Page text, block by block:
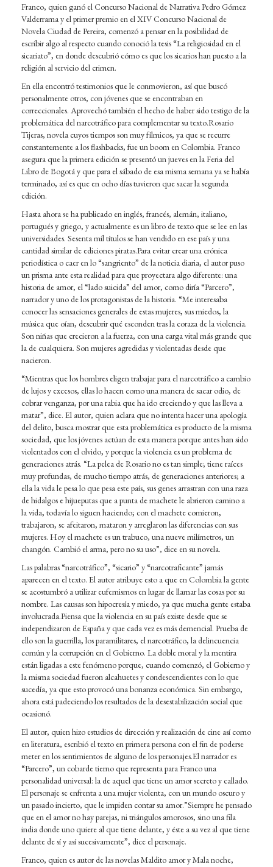
Franco, quien ganó el Concurso Nacional de Narrativa Pedro Gómez
Valderrama y el primer premio en el XIV Concurso Nacional de
Novela Ciudad de Pereira, comenzó a pensar en la posibilidad de
escribir algo al respecto cuando conoció la tesis “La religiosidad en el
sicariato”, en donde descubrió cómo es que los sicarios han puesto a la
religión al servicio del crimen.
En ella encontró testimonios que le conmovieron, así que buscó
personalmente otros, con jóvenes que se encontraban en
correccionales. Aprovechó también el hecho de haber sido testigo de la
problemática del narcotráfico para complementar su texto.Rosario
Tijeras, novela cuyos tiempos son muy fílmicos, ya que se recurre
constantemente a los flashbacks, fue un boom en Colombia. Franco
asegura que la primera edición se presentó un jueves en la Feria del
Libro de Bogotá y que para el sábado de esa misma semana ya se había
terminado, así es que en ocho días tuvieron que sacar la segunda
edición.
Hasta ahora se ha publicado en inglés, francés, alemán, italiano,
portugués y griego, y actualmente es un libro de texto que se lee en las
universidades. Sesenta mil títulos se han vendido en ese país y una
cantidad similar de ediciones piratas.Para evitar crear una crónica
periodística o caer en lo “sangriento” de la noticia diaria, el autor puso
un prisma ante esta realidad para que proyectara algo diferente: una
historia de amor, el “lado suicida” del amor, como diría “Parcero”,
narrador y uno de los protagonistas de la historia. “Me interesaba
conocer las sensaciones generales de estas mujeres, sus miedos, la
música que oían, descubrir qué esconden tras la coraza de la violencia.
Son niñas que crecieron a la fuerza, con una carga vital más grande que
la de cualquiera. Son mujeres agredidas y violentadas desde que
nacieron.
“Mientras que los hombres eligen trabajar para el narcotráfico a cambio
de lujos y excesos, ellas lo hacen como una manera de sacar odio, de
cobrar venganza, por una rabia que ha ido creciendo y que las lleva a
matar”, dice. El autor, quien aclara que no intenta hacer una apología
del delito, busca mostrar que esta problemática es producto de la misma
sociedad, que los jóvenes actúan de esta manera porque antes han sido
violentados con el olvido, y porque la violencia es un problema de
generaciones atrás. “La pelea de Rosario no es tan simple; tiene raíces
muy profundas, de mucho tiempo atrás, de generaciones anteriores; a
ella la vida le pesa lo que pesa este país, sus genes arrastran con una raza
de hidalgos e hijueputas que a punta de machete le abrieron camino a
la vida, todavía lo siguen haciendo; con el machete comieron,
trabajaron, se afeitaron, mataron y arreglaron las diferencias con sus
mujeres. Hoy el machete es un trabuco, una nueve milímetros, un
changón. Cambió el arma, pero no su uso”, dice en su novela.
Las palabras “narcotráfico”, “sicario” y “narcotraficante” jamás
aparecen en el texto. El autor atribuye esto a que en Colombia la gente
se acostumbró a utilizar eufemismos en lugar de llamar las cosas por su
nombre. Las causas son hipocresía y miedo, ya que mucha gente estaba
involucrada.Piensa que la violencia en su país existe desde que se
independizaron de España y que cada vez es más demencial. Prueba de
ello son la guerrilla, los paramilitares, el narcotráfico, la delincuencia
común y la corrupción en el Gobierno. La doble moral y la mentira
están ligadas a este fenómeno porque, cuando comenzó, el Gobierno y
la misma sociedad fueron alcahuetes y condescendientes con lo que
sucedía, ya que esto provocó una bonanza económica. Sin embargo,
ahora está padeciendo los resultados de la desestabilización social que
ocasionó.
El autor, quien hizo estudios de dirección y realización de cine así como
en literatura, escribió el texto en primera persona con el fin de poderse
meter en los sentimientos de alguno de los personajes.El narrador es
“Parcero”, un cobarde tierno que representa para Franco una
personalidad universal: la de aquel que tiene un amor secreto y callado.
El personaje se enfrenta a una mujer violenta, con un mundo oscuro y
un pasado incierto, que le impiden contar su amor.”Siempre he pensado
que en el amor no hay parejas, ni triángulos amorosos, sino una fila
india donde uno quiere al que tiene delante, y éste a su vez al que tiene
delante de sí y así sucesivamente”, dice el personaje.
Franco, quien es autor de las novelas Maldito amor y Mala noche,